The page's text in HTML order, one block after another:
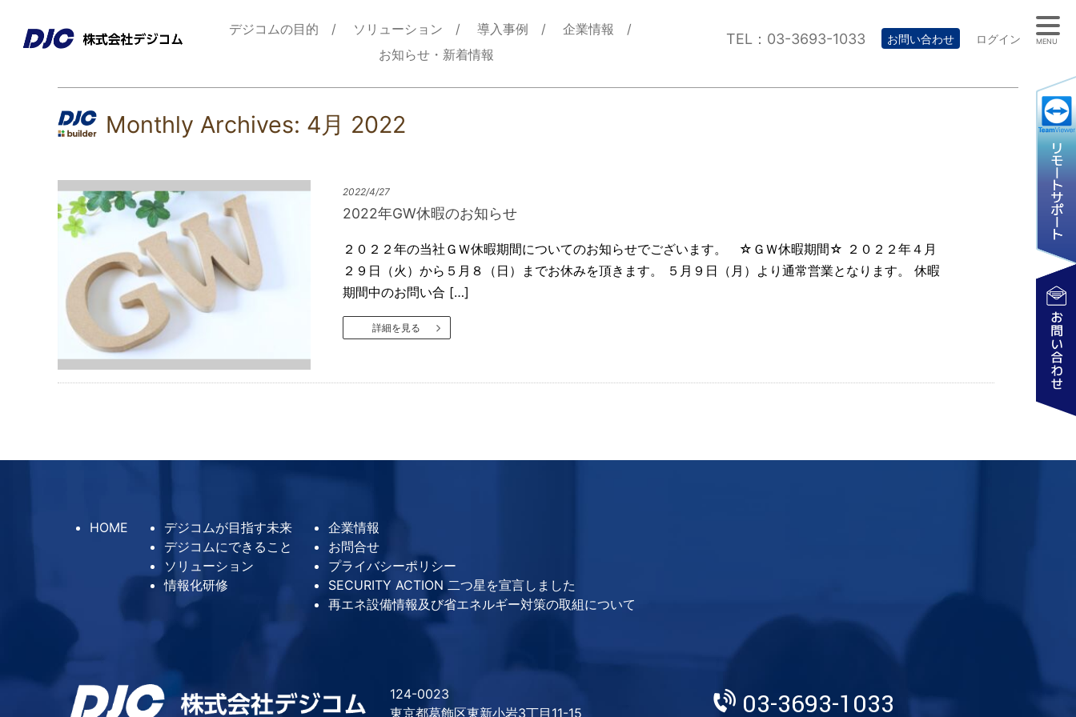
デジコムの目的 ソリューション 導入事例
企業情報
お知らせ・新着情報
TEL：03-3693-1033 お問い合わせ ログイン
Monthly Archives: 4月 2022
2022/4/27
2022年GW休暇のお知らせ
２０２２年の当社ＧＷ休暇期間についてのお知らせでございます。 ☆ＧＷ休暇期間☆ ２０２２年４月
２９日（火）から５月８（日）までお休みを頂きます。 ５月９日（月）より通常営業となります。 休暇
期間中のお問い合 […]
詳細を見る
MENU
HOME
デジコムが目指す未来
デジコムにできること
ソリューション
情報化研修
企業情報
お問合せ
プライバシーポリシー
SECURITY ACTION 二つ星を宣言しました
再エネ設備情報及び省エネルギー対策の取組について
124-0023
東京都葛飾区東新小岩3丁目11-15
03-3693-1033